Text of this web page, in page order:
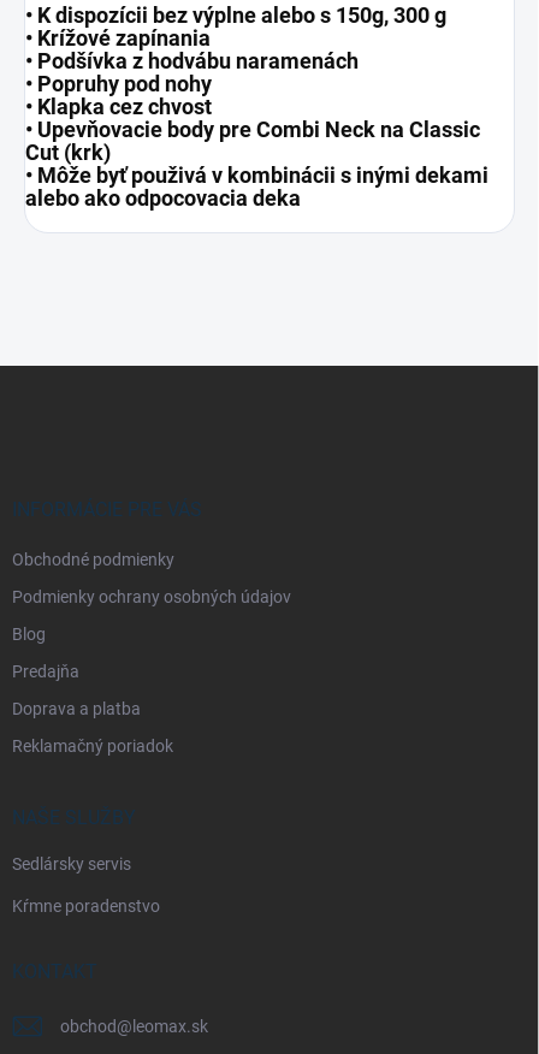
• K dispozícii bez výplne alebo s 150g, 300 g
• Krížové zapínania
• Podšívka z hodvábu naramenách
• Popruhy pod nohy
• Klapka cez chvost
• Upevňovacie body pre Combi Neck na Classic
Cut (krk)
• Môže byť použivá v kombinácii s inými dekami
alebo ako odpocovacia deka
INFORMÁCIE PRE VÁS
Obchodné podmienky
Podmienky ochrany osobných údajov
Blog
Predajňa
Doprava a platba
Reklamačný poriadok
NAŠE SLUŽBY
Sedlársky servis
Kŕmne poradenstvo
KONTAKT
obchod@leomax.sk